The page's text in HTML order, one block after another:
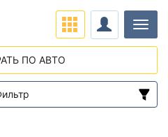
ПО АВТО